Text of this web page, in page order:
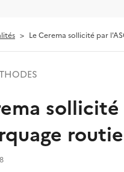
Le Cerema sollicité par